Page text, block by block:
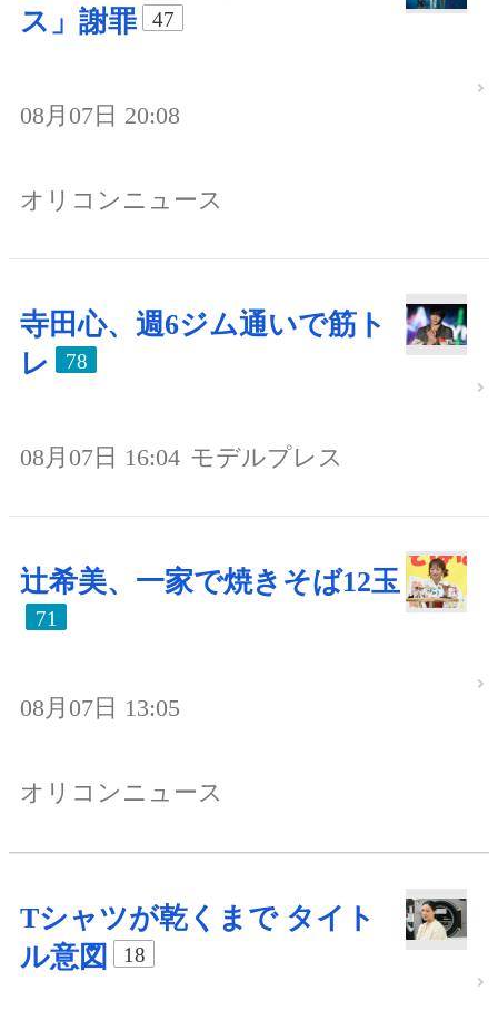
ス」謝罪
47
08月07日 20:08
オリコンニュース
寺田心、週6ジム通いで筋ト
レ
78
08月07日 16:04 モデルプレス
辻希美、一家で焼きそば12玉
71
08月07日 13:05
オリコンニュース
Tシャツが乾くまで タイト
ル意図
18